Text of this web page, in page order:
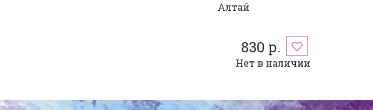
Алтай
830 р.
Нет в наличии